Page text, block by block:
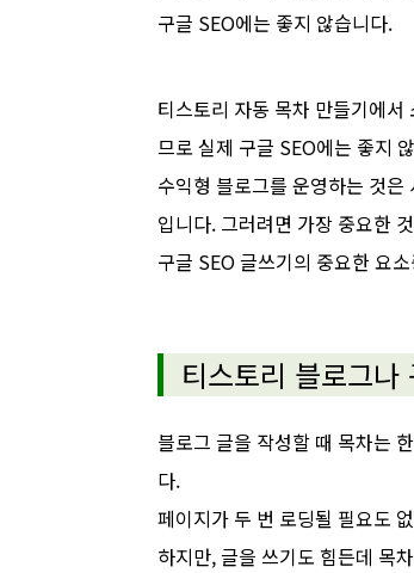
구글 SEO에는 좋지 않습니다.
티스토리 자동 목차 만들기에
므로 실제 구글 SEO에는 좋지
수익형 블로그를 운영하는 것
입니다. 그러려면 가장 중요한
구글 SEO 글쓰기의 중요한 요
티스토리 블로그
블로그 글을 작성할 때 목차는
다.
페이지가 두 번 로딩될 필요도
하지만, 글을 쓰기도 힘든데 목